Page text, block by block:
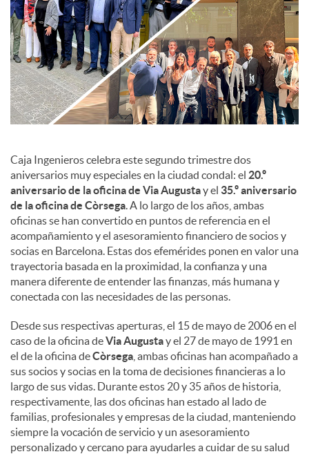
c
o
n
t
e
n
i
d
o
s
Caja Ingenieros celebra este segundo trimestre dos
aniversarios muy especiales en la ciudad condal: el 20.º
aniversario de la oficina de Via Augustay el 35.º aniversario
de la oficina de Còrsega. A lo largo de los años, ambas
oficinas se han convertido en puntos de referencia en el
acompañamiento y el asesoramiento financiero de socios y
socias en Barcelona. Estas dos efemérides ponen en valor una
trayectoria basada en la proximidad, la confianza y una
manera diferente de entender las finanzas, más humana y
conectada con las necesidades de las personas.
Desde sus respectivas aperturas, el 15 de mayo de 2006 en el
caso de la oficina deVia Augustay el 27 de mayo de 1991 en
el de la oficina deCòrsega , ambas oficinas han acompañado a
sus socios y socias en la toma de decisiones financieras a lo
largo de sus vidas. Durante estos 20 y 35 años de historia,
respectivamente, las dos oficinas han estado al lado de
familias, profesionales y empresas de la ciudad, manteniendo
siempre la vocación de servicio y un asesoramiento
personalizado y cercano para ayudarles a cuidar de su salud